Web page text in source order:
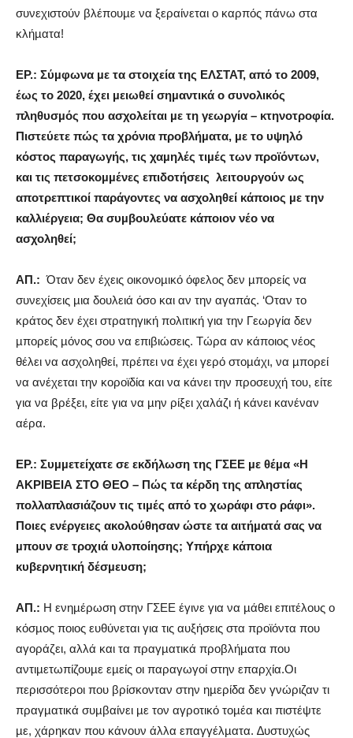
συνεχιστούν βλέπουµε να ξεραίνεται ο καρπός πάνω στα
κλήµατα!
ΕΡ.: Σύµφωνα µε τα στοιχεία της ΕΛΣΤΑΤ, από το 2009,
έως το 2020, έχει µειωθεί σηµαντικά ο συνολικός
πληθυσµός που ασχολείται µε τη γεωργία – κτηνοτροφία.
Πιστεύετε πώς τα χρόνια προβλήµατα, µε το υψηλό
κόστος παραγωγής, τις χαµηλές τιµές των προϊόντων,
και τις πετσοκοµµένες επιδοτήσεις λειτουργούν ως
αποτρεπτικοί παράγοντες να ασχοληθεί κάποιος µε την
καλλιέργεια; Θα συµβουλεύατε κάποιον νέο να
ασχοληθεί;
AΠ.: Όταν δεν έχεις οικονοµικό όφελος δεν µπορείς να
συνεχίσεις µια δουλειά όσο και αν την αγαπάς. ‘Οταν το
κράτος δεν έχει στρατηγική πολιτική για την Γεωργία δεν
µπορείς µόνος σου να επιβιώσεις. Τώρα αν κάποιος νέος
θέλει να ασχοληθεί, πρέπει να έχει γερό στοµάχι, να µπορεί
να ανέχεται την κοροϊδία και να κάνει την προσευχή του, είτε
για να βρέξει, είτε για να µην ρίξει χαλάζι ή κάνει κανέναν
αέρα.
ΕΡ.: Συµµετείχατε σε εκδήλωση της ΓΣΕΕ µε θέµα «Η
ΑΚΡΙΒΕΙΑ ΣΤΟ ΘΕΟ – Πώς τα κέρδη της απληστίας
πολλαπλασιάζουν τις τιµές από το χωράφι στο ράφι».
Ποιες ενέργειες ακολούθησαν ώστε τα αιτήµατά σας να
µπουν σε τροχιά υλοποίησης; Υπήρχε κάποια
κυβερνητική δέσµευση;
AΠ.: Η ενηµέρωση στην ΓΣΕΕ έγινε για να µάθει επιτέλους ο
κόσµος ποιος ευθύνεται για τις αυξήσεις στα προϊόντα που
αγοράζει, αλλά και τα πραγµατικά προβλήµατα που
αντιµετωπίζουµε εµείς οι παραγωγοί στην επαρχία.Οι
περισσότεροι που βρίσκονταν στην ηµερίδα δεν γνώριζαν τι
πραγµατικά συµβαίνει µε τον αγροτικό τοµέα και πιστέψτε
µε, χάρηκαν που κάνουν άλλα επαγγέλµατα. ∆υστυχώς